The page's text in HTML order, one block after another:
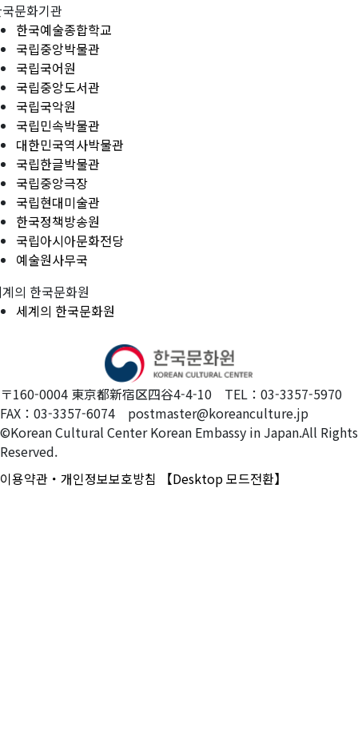
문화기관
한국예술종합학교
국립중앙박물관
국립국어원
국립중앙도서관
국립국악원
국립민속박물관
대한민국역사박물관
국립한글박물관
국립중앙극장
국립현대미술관
한국정책방송원
국립아시아문화전당
예술원사무국
의 한국문화원
세계의 한국문화원
〒160-0004 東京都新宿区四谷4-4-10 TEL：03-3357-5970
FAX：03-3357-6074 postmaster@koreanculture.jp
©Korean Cultural Center Korean Embassy in Japan.All Rights
Reserved.
이용약관・개인정보보호방침
【Desktop 모드전환】